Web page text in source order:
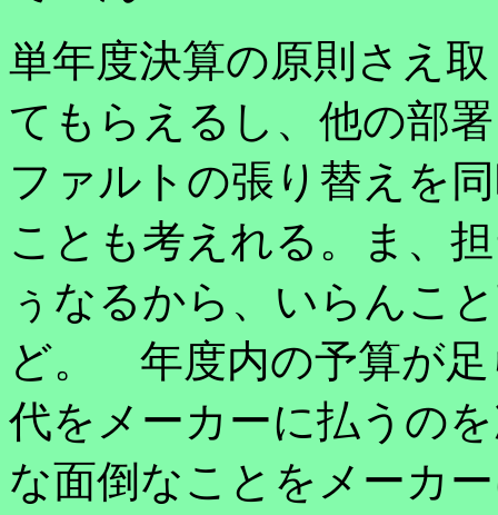
単年度決算の原則さえ
てもらえるし、他の部
ファルトの張り替えを
ことも考えれる。ま、
ぅなるから、いらんこ
ど。 年度内の予算が足
代をメーカーに払うの
な面倒なことをメーカ